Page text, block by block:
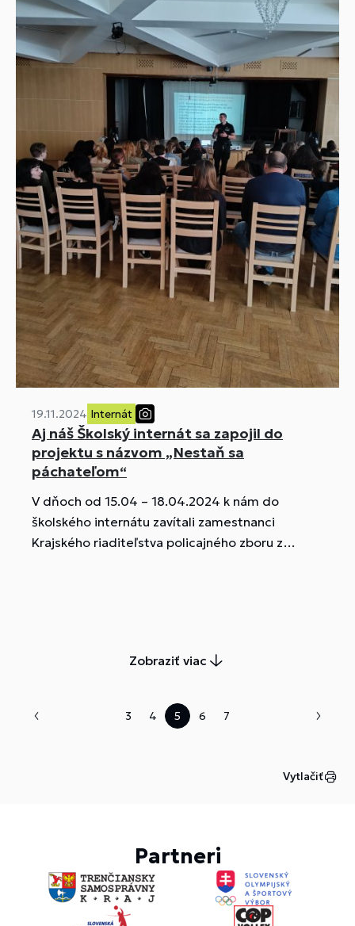
19.11.2024 Internát
Aj náš Školský internát sa zapojil do
projektu s názvom „Nestaň sa
páchateľom“
V dňoch od 15.04 – 18.04.2024 k nám do
školského internátu zavítali zamestnanci
Krajského riaditeľstva policajného zboru z
Zobraziť viac
3 4 5 6 7
Vytlačiť
Partneri